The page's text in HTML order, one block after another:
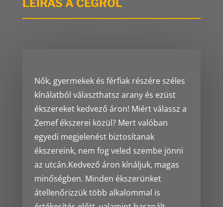
LEÍRÁS A CÉGRŐL
Nők, gyermekek és férfiak részére széles
kínálatból választhatsz arany és ezüst
ékszereket kedvező áron! Miért válassz a
Zemef ékszerei közül? Mert valóban
egyedi megjelenést biztosítanak
ékszereink, nem fog veled szembe jönni
az utcán.Kedvező áron kínáljuk, magas
minőségben. Minden ékszerünket
átellenőrizzük több alkalommal is